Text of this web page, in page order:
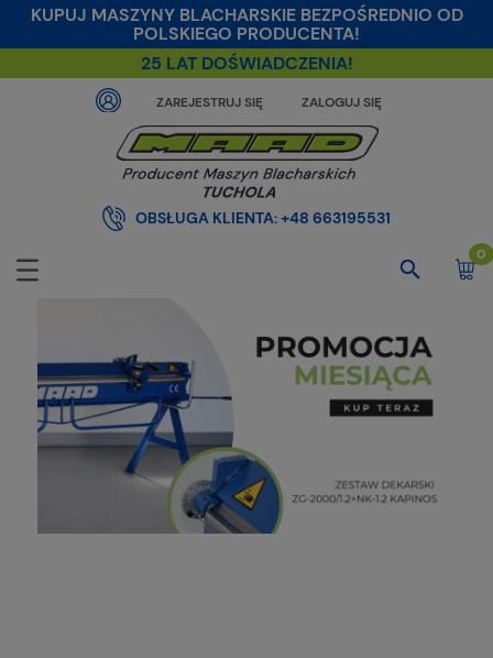
KUPUJ MASZYNY BLACHARSKIE BEZPOŚREDNIO OD
POLSKIEGO PRODUCENTA!
25 LAT DOŚWIADCZENIA!
ZAREJESTRUJ SIĘ ZALOGUJ SIĘ
OBSŁUGA KLIENTA:+48 663195531